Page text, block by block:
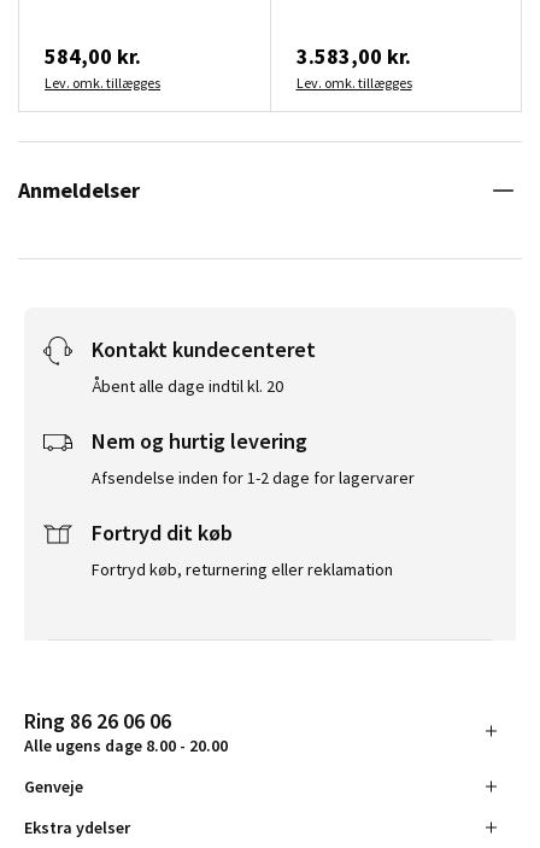
584,00 kr.
Lev. omk. tillægges
3.583,00 kr.
Lev. omk. tillægges
Anmeldelser
Kontakt kundecenteret
Åbent alle dage indtil kl. 20
Nem og hurtig levering
Afsendelse inden for 1-2 dage for lagervarer
Fortryd dit køb
Fortryd køb, returnering eller reklamation
Ring 86 26 06 06
Alle ugens dage 8.00 - 20.00
Genveje
Ekstra ydelser